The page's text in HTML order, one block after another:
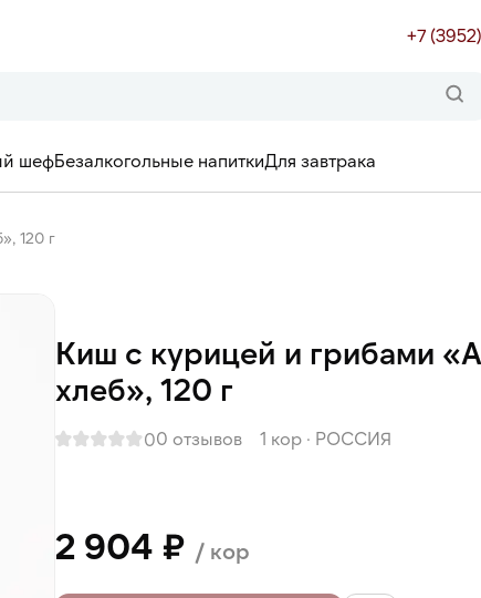
+7
шефБезалкогольные напиткиДля завтрака
120 г
Киш с курицей и грибами
хлеб», 120 г
00 отзывов 1 кор · РОССИЯ
2 904 ₽ / кор